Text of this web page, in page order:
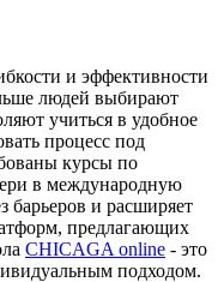
и эффективности
людей выбирают
учиться в удобное
процесс под
курсы по
в международную
барьеров и расширяет
предлагающих
CHICAGA online - это
подходом.